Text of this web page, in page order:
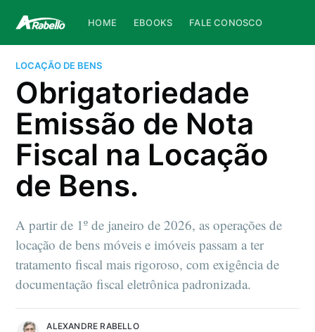
HOME EBOOKS FALE CONOSCO
LOCAÇÃO DE BENS
Obrigatoriedade
Emissão de Nota
Fiscal na Locação
de Bens.
A partir de 1º de janeiro de 2026, as operações de
locação de bens móveis e imóveis passam a ter
tratamento fiscal mais rigoroso, com exigência de
documentação fiscal eletrônica padronizada.
ALEXANDRE RABELLO